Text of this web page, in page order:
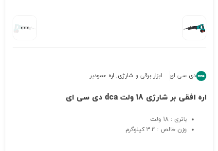
دی سی ای ابزار برقی و شارژی, اره عمودبر
اره افقی بر شارژی 18 ولت dca دی سی ای
باتری : 18 ولت
وزن خالص : 3.4 کیلوگرم